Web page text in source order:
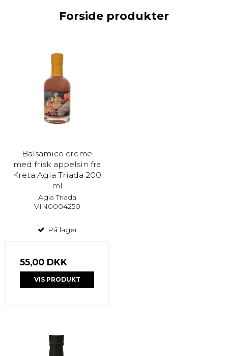
Forside produkter
Balsamico creme
med frisk appelsin fra
Kreta Agia Triada 200
ml
Agia Triada
VIN0004250
På lager
55,00 DKK
VIS PRODUKT